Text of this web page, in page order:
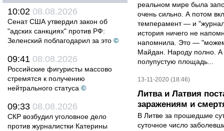
10:02 08.08.2026
Сенат США утвердил закон об
"адских санкциях" против РФ:
Зеленский поблагодарил за это ©
09:41 08.08.2026
Российские фигуристы массово
стремятся к получению
нейтрального статуса ©
09:33 08.08.2026
СКР возбудил уголовное дело
против журналистки Катерины
реальном мире была
очень сильно. А потом
темперамент — и
история ничего не
напомнила. Это — "можем
Майдан. Народу полно. А
полупустую площадь...
13-11-2020 (18:46)
Литва и Латвия
заражениям и
В Литве за прошедшие
суточное число